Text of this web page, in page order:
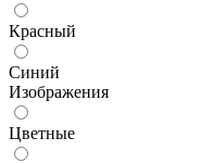
Красный
Синий
Изображения
Цветные